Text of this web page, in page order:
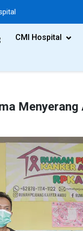
CMI Hospital
Menyerang